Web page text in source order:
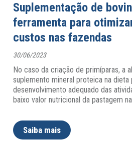
Suplementação de
ferramenta para
custos nas fazendas
30/06/2023
No caso da criação de primíparas, a
suplemento mineral proteica na dieta
desenvolvimento adequado das
baixo valor nutricional da pastagem
Saiba mais